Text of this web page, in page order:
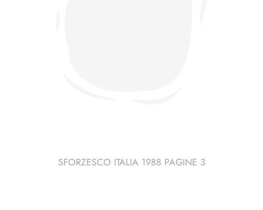
SFORZESCO ITALIA 1988 PAGINE 3